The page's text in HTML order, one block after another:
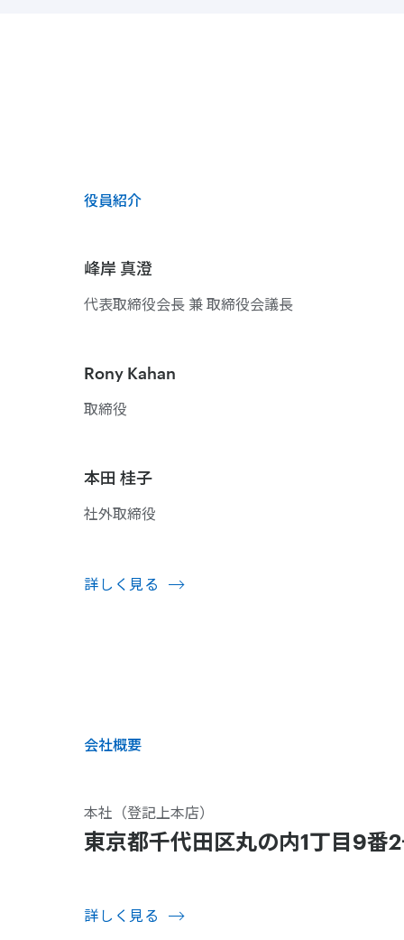
役員紹介
峰岸 真澄
代表取締役会長 兼 取締役会議長
Rony Kahan
取締役
本田 桂子
社外取締役
詳しく見る
会社概要
本社（登記上本店）
東京都千代田区丸の内1丁目9番
詳しく見る